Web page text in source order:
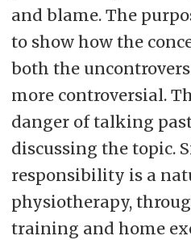
and blame. The
to show how the
both the
more controversial.
danger of talking
discussing the topic.
responsibility is a
physiotherapy,
training and home